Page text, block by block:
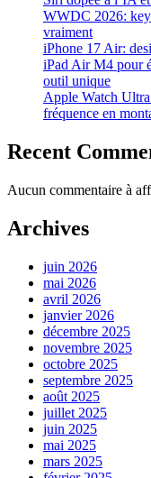
WWDC 2026:
vraiment
iPhone 17 Air:
iPad Air M4 pour
outil unique
Apple Watch
fréquence en
Recent
Aucun commentaire à
Archives
juin 2026
mai 2026
avril 2026
janvier 2026
décembre 2025
novembre 2025
octobre 2025
septembre 2025
août 2025
juillet 2025
juin 2025
mai 2025
mars 2025